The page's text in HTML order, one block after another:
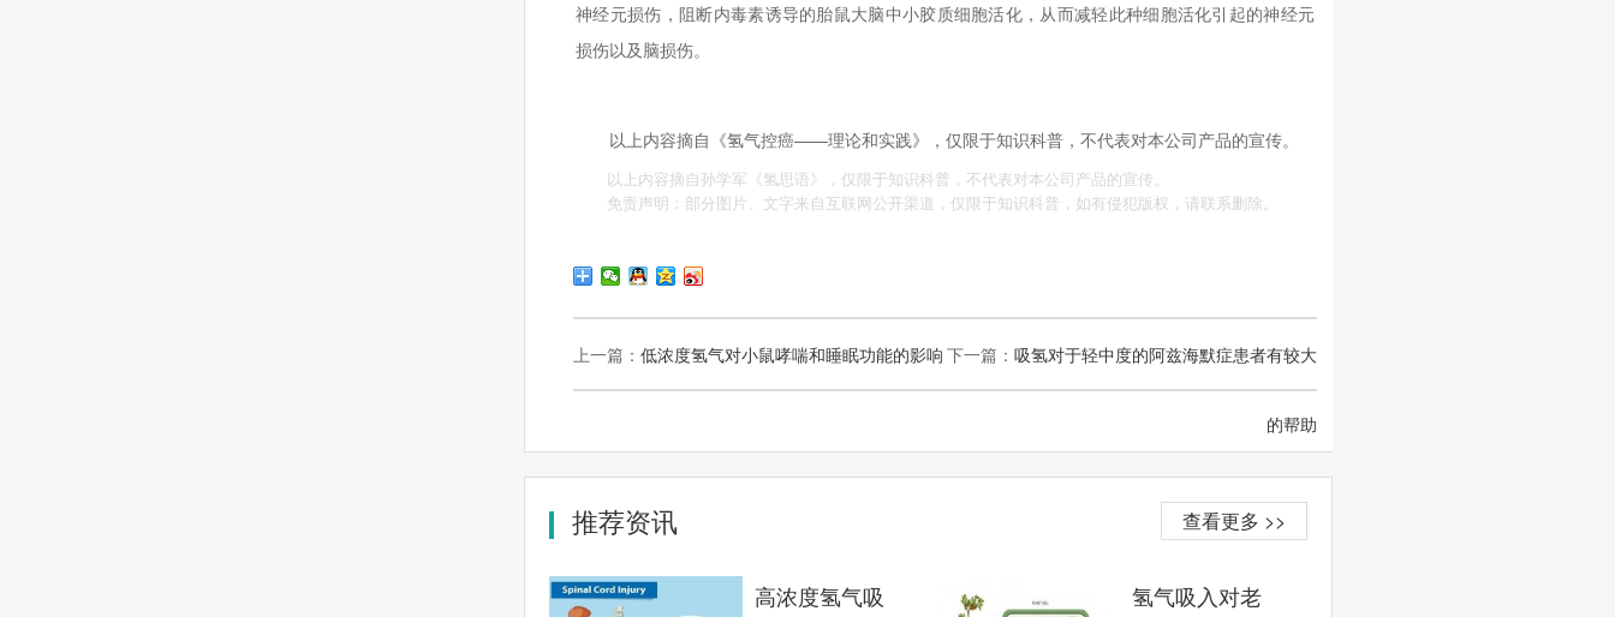
神经元损伤，阻断内毒素诱导的胎鼠大脑中小胶质细胞活化，从而减轻此种细胞活化引起的神经元
损伤以及脑损伤。
以上内容摘自《氢气控癌——理论和实践》，仅限于知识科普，不代表对本公司产品的宣传。
以上内容摘自孙学军《氢思语》，仅限于知识科普，不代表对本公司产品的宣传。
免责声明：部分图片、文字来自互联网公开渠道，仅限于知识科普，如有侵犯版权，请联系删除。
上一篇：低浓度氢气对小鼠哮喘和睡眠功能的影响 下一篇： 吸氢对于轻中度的阿兹海默症患者有较大
的帮助
查看更多 >>
推荐资讯
高浓度氢气吸
氢气吸入对老